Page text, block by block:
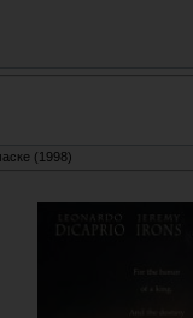
(1998)